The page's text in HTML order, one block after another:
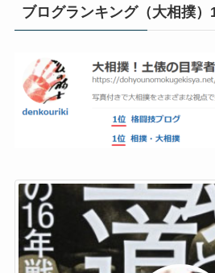
ブログランキング（大相撲）